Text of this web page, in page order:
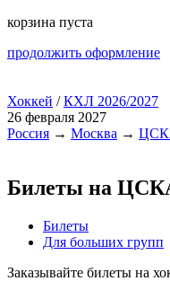
корзина пуста
продолжить оформление
Хоккей /КХЛ 2026/2027
26 февраля 2027
Россия → Москва →
Билеты на
Билеты
Для больших групп
Заказывайте билеты на